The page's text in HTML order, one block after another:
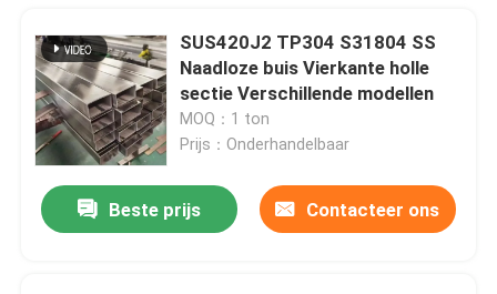
Kwaliteitscontrole
Contacteer ons
Nieuws
SUS420J2 TP304 S31804 SS
Naadloze buis Vierkante holle
sectie Verschillende modellen
MOQ：1 ton
Prijs：Onderhandelbaar
Beste prijs Contacteer ons